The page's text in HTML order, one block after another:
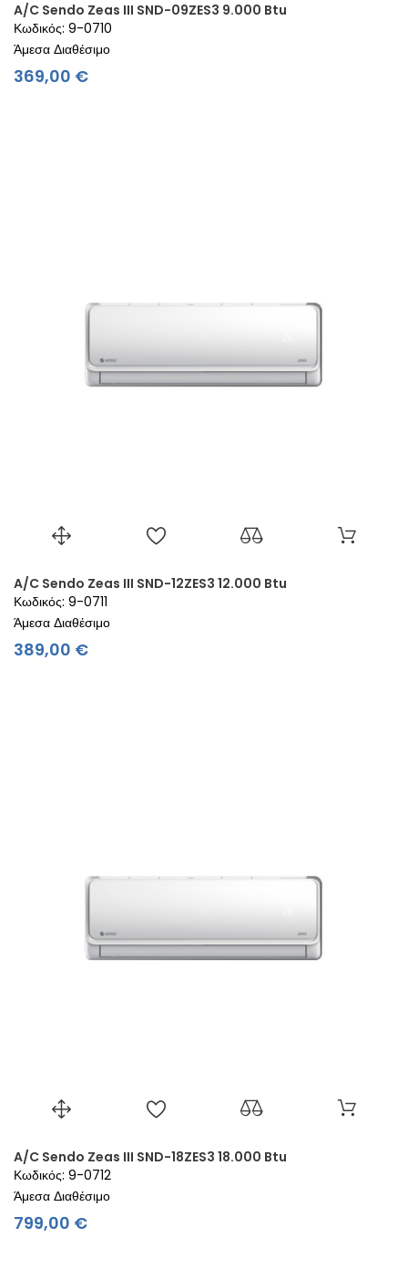
A/C Sendo Zeas III SND-09ZES3 9.000 Btu
Κωδικός: 9-0710
Άμεσα Διαθέσιμο
369,00 €Τιμή
A/C Sendo Zeas III SND-12ZES3 12.000 Btu
Κωδικός: 9-0711
Άμεσα Διαθέσιμο
389,00 €Τιμή
A/C Sendo Zeas III SND-18ZES3 18.000 Btu
Κωδικός: 9-0712
Άμεσα Διαθέσιμο
799,00 €Τιμή